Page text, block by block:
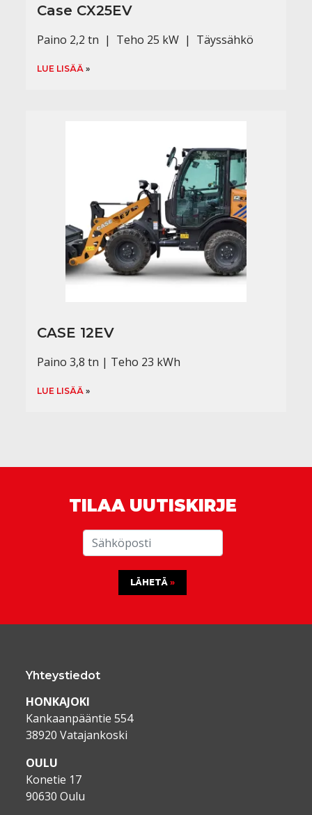
Case CX25EV
Paino 2,2 tn | Teho 25 kW | Täyssähkö
LUE LISÄÄ
CASE 12EV
Paino 3,8 tn | Teho 23 kWh
LUE LISÄÄ
TILAA UUTISKIRJE
LÄHETÄ
Yhteystiedot
HONKAJOKI
Kankaanpääntie 554
38920 Vatajankoski
OULU
Konetie 17
90630 Oulu